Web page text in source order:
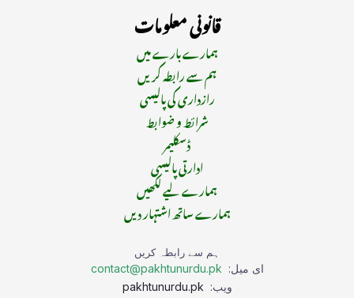
قانونی معلومات
ہمارے بارے میں
ہم سے رابطہ کریں
رازداری کی پالیسی
شرائط و ضوابط
ڈسکلیمر
ادارتی پالیسی
ہمارے لیے لکھیں
ہمارے ساتھ اشتہار دیں
ہم سے رابطہ کریں
ای میل: contact@pakhtunurdu.pk
ویب: